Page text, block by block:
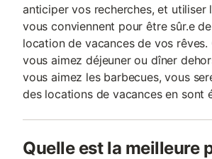
anticiper vos recherches, et utiliser
vous conviennent pour être sûr.e
location de vacances de vos rêves.
vous aimez déjeuner ou dîner
vous aimez les barbecues, vous
des locations de vacances en sont
Quelle est la meilleure